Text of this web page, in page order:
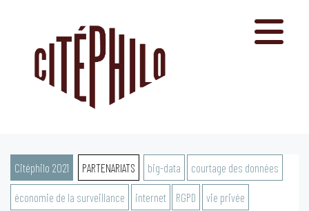
Citéphilo 2021 PARTENARIATS big-data courtage des données
économie de la surveillance internet RGPD vie privée